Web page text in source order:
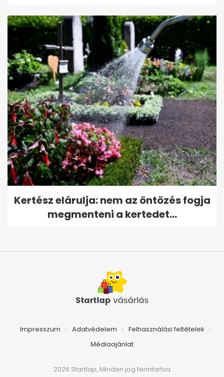
Kertész elárulja: nem az öntözés fogja
megmenteni a kertedet...
Impresszum Adatvédelem
Felhasználási feltételek
Médiaajánlat
2026 Startlap, Minden jog fenntartva